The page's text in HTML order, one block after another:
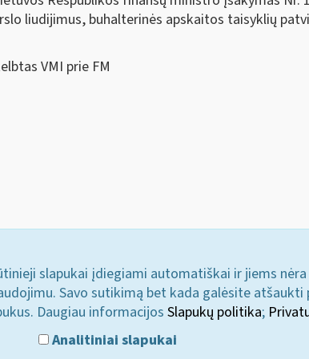
liudijimus, buhalterinės apskaitos taisyklių
VMI prie FM
slapukai įdiegiami automatiškai ir jiems
Savo sutikimą bet kada galėsite atšaukti
Daugiau informacijos Slapukų politika;
Analitiniai slapukai